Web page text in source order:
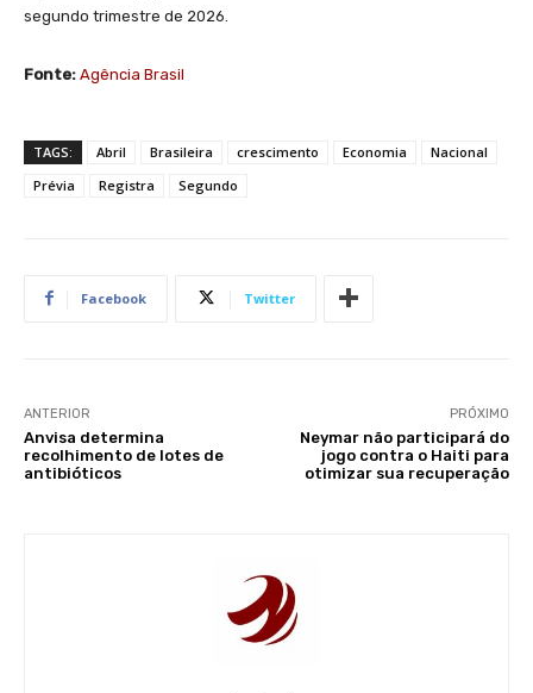
segundo trimestre de 2026.
Fonte: Agência Brasil
TAGS: Abril Brasileira crescimento Economia
Nacional
Prévia
Registra Segundo
Facebook Twitter
ANTERIOR
Anvisa determina
recolhimento de lotes de
antibióticos
PRÓXIMO
Neymar não participará do
jogo contra o Haiti para
otimizar sua recuperação